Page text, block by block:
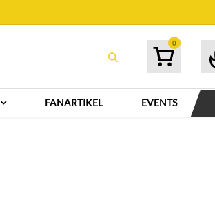
0
FANARTIKEL EVENTS